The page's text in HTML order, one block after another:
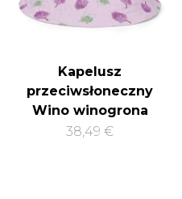
Kapelusz
przeciwsłoneczny
Wino winogrona
38,49 €